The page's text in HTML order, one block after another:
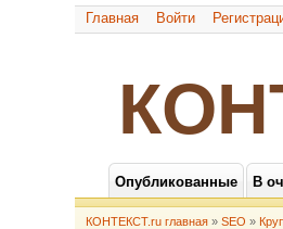
Главная Войти
Опубликованные В
КОНТЕКСТ.ru главная » SEO »